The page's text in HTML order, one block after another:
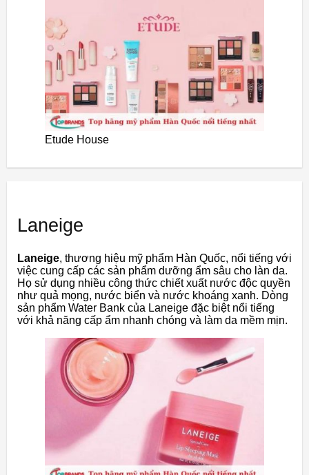
Etude House
Laneige
Laneige, thương hiệu mỹ phẩm Hàn Quốc, nổi tiếng với
việc cung cấp các sản phẩm dưỡng ẩm sâu cho làn da.
Họ sử dụng nhiều công thức chiết xuất nước độc quyền
như quả mọng, nước biển và nước khoáng xanh. Dòng
sản phẩm Water Bank của Laneige đặc biệt nổi tiếng
với khả năng cấp ẩm nhanh chóng và làm da mềm mịn.